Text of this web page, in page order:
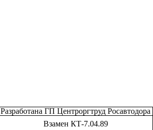
Разработана ГП Центроргтруд Росавтодора
Взамен КТ-7.04.89